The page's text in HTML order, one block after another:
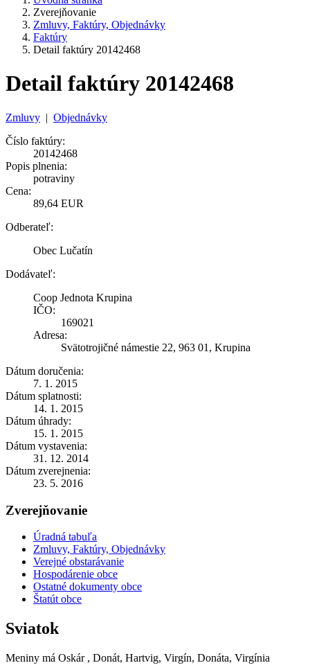
Zverejňovanie
Zmluvy, Faktúry, Objednávky
Faktúry
Detail faktúry 20142468
Detail faktúry 20142468
Zmluvy | Objednávky
Číslo faktúry:
20142468
Popis plnenia:
potraviny
Cena:
89,64 EUR
Odberateľ:
Obec Lučatín
Dodávateľ:
Coop Jednota Krupina
IČO:
169021
Adresa:
Svätotrojičné námestie 22, 963 01, Krupina
Dátum doručenia:
7. 1. 2015
Dátum splatnosti:
14. 1. 2015
Dátum úhrady:
15. 1. 2015
Dátum vystavenia:
31. 12. 2014
Dátum zverejnenia:
23. 5. 2016
Zverejňovanie
Úradná tabuľa
Zmluvy, Faktúry, Objednávky
Verejné obstarávanie
Hospodárenie obce
Ostatné dokumenty obce
Štatút obce
Sviatok
Meniny má Oskár , Donát, Hartvig, Virgín, Donáta, Virgínia